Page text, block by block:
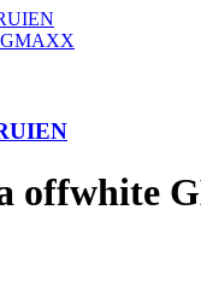
GMAXX
offwhite